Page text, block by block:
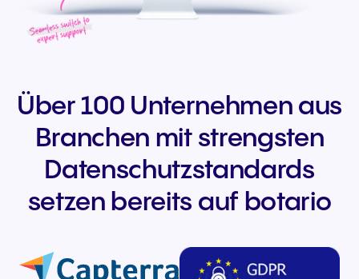
Über 100 Unternehmen aus
Branchen mit strengsten
Datenschutzstandards
setzen bereits auf botario